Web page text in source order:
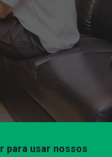
para usar nossos